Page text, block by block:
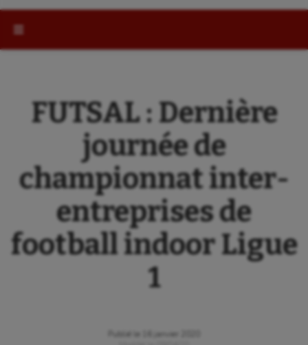
FUTSAL : Dernière
journée de
championnat inter-
entreprises de
football indoor Ligue
1
Publié le
16 janvier 2020